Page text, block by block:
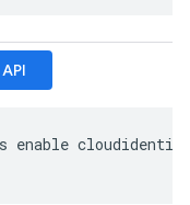
enable cloudidentity